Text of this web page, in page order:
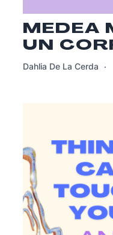
MEDEA
UN
Dahlia De La Cerda